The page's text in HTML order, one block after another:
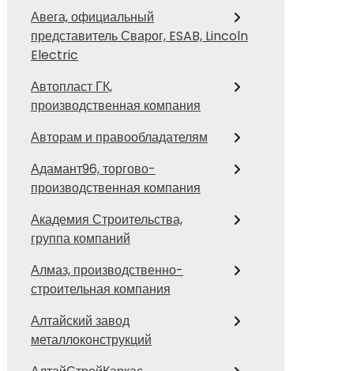
Авега, официальный
представитель Сварог, ESAB, Lincoln
Electric
Автопласт ГК,
производственная компания
Авторам и правообладателям
Адамант96, торгово-
производственная компания
Академия Строительства,
группа компаний
Алмаз, производственно-
строительная компания
Алтайский завод
металлоконструкций